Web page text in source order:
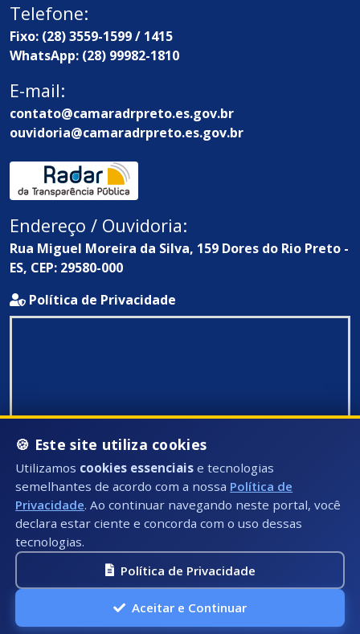
Telefone:
Fixo: (28) 3559-1599 / 1415
WhatsApp: (28) 99982-1810
E-mail:
contato@camaradrpreto.es.gov.br
ouvidoria@camaradrpreto.es.gov.br
Endereço / Ouvidoria:
Rua Miguel Moreira da Silva, 159 Dores do Rio Preto -
ES, CEP: 29580-000
Política de Privacidade
Todos Direitos Reservados ©: 2026
A.P.I Soluções
🍪 Este site utiliza cookies
Utilizamos cookies essenciais e tecnologias
semelhantes de acordo com a nossa Política de
Privacidade. Ao continuar navegando neste portal, você
declara estar ciente e concorda com o uso dessas
tecnologias.
Política de Privacidade
Aceitar e Continuar